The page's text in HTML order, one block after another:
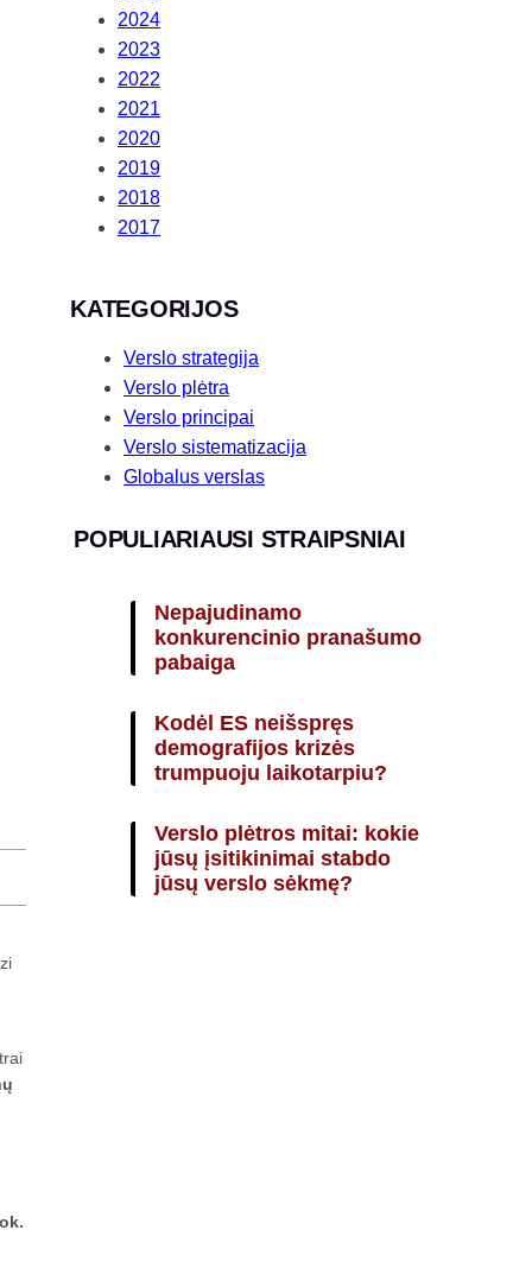
2024
2023
2022
2021
2020
2019
2018
2017
KATEGORIJOS
Verslo strategija
Verslo plėtra
Verslo principai
Verslo sistematizacija
Globalus verslas
POPULIARIAUSI STRAIPSNIAI
Nepajudinamo
konkurencinio pranašumo
pabaiga
Kodėl ES neišspręs
demografijos krizės
trumpuoju laikotarpiu?
Verslo plėtros mitai: kokie
jūsų įsitikinimai stabdo
jūsų verslo sėkmę?